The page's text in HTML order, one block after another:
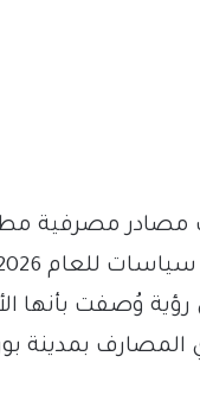
مصادر مصرفية
وُصفت بأنها
المصارف بمدينة